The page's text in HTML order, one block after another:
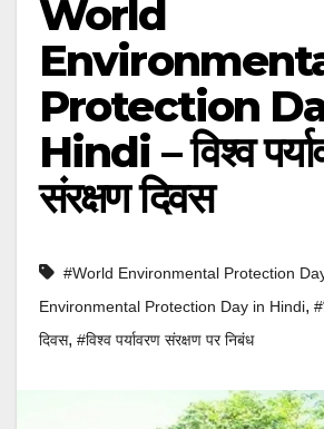
World
Protection
Hindi – विश्व
संरक्षण दिवस
#World Environmental Protection
Environmental Protection Day in Hindi,
दिवस, #विश्व पर्यावरण संरक्षण पर निबंध